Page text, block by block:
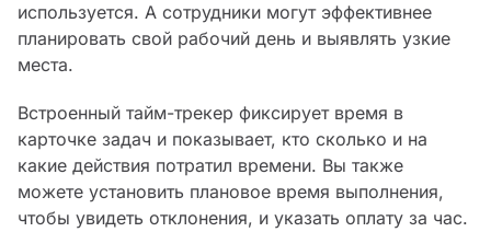
используется. А сотрудники могут эффективнее
планировать свой рабочий день и выявлять узкие
места.
Встроенный тайм-трекер фиксирует время в
карточке задач и показывает, кто сколько и на
какие действия потратил времени. Вы также
можете установить плановое время выполнения,
чтобы увидеть отклонения, и указать оплату за час.